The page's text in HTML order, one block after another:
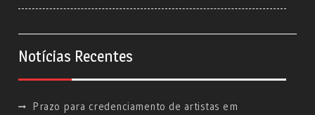
Notícias Recentes
Prazo para credenciamento de artistas em